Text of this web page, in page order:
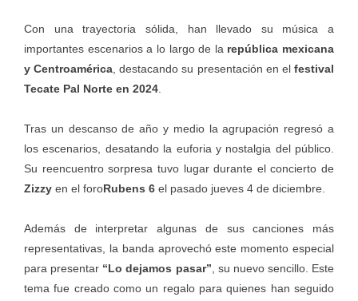
Con una trayectoria sólida, han llevado su música a
importantes escenarios a lo largo de la república mexicana
y Centroamérica, destacando su presentación en elfestival
Tecate Pal Norte en 2024.
Tras un descanso de año y medio la agrupación regresó a
los escenarios, desatando la euforia y nostalgia del público.
Su reencuentro sorpresa tuvo lugar durante el concierto de
Zizzy en el foroRubens 6 el pasado jueves 4 de diciembre.
Además de interpretar algunas de sus canciones más
representativas, la banda aprovechó este momento especial
para presentar “Lo dejamos pasar”, su nuevo sencillo. Este
tema fue creado como un regalo para quienes han seguido